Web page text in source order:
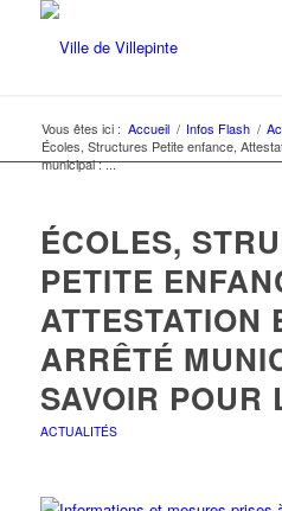
Vous êtes ici : Accueil / Infos Flash /
Écoles, Structures Petite enfance,
municipal : ...
ÉCOLES,
PETITE
ATTESTATION
ARRÊTÉ
SAVOIR POUR
ACTUALITÉS